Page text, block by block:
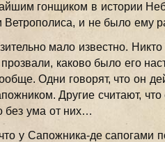
гонщиком в истории
Ветрополиса, и не было ему
мало известно.
прозвали, каково было его
Одни говорят, что он
Другие считают, что
без ума от них…
у Сапожника-де сапогами